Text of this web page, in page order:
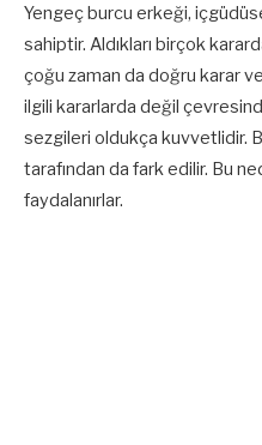
Yengeç burcu erkeği,
sahiptir. Aldıkları birçok
çoğu zaman da doğru karar
ilgili kararlarda değil
sezgileri oldukça kuvvetlidir.
tarafından da fark edilir. Bu
faydalanırlar.